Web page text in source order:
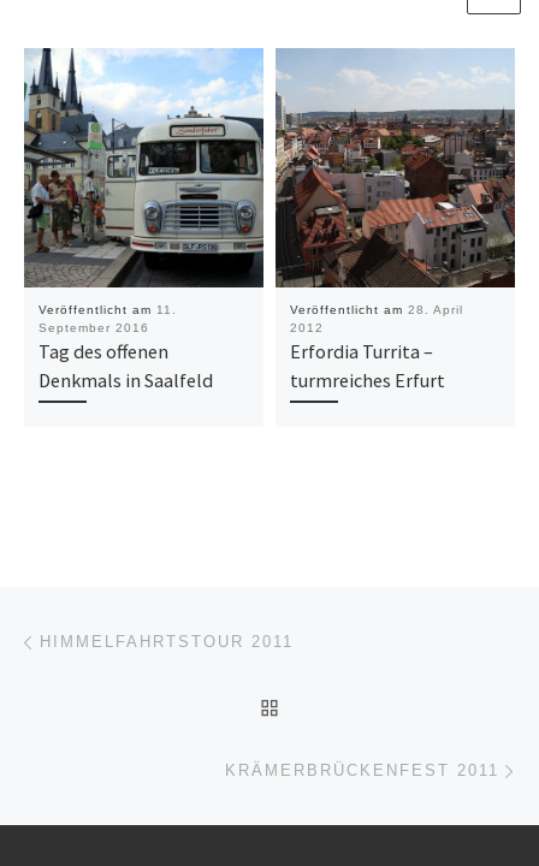
Veröffentlicht am 11.
September 2016
Tag des offenen
Denkmals in Saalfeld
Veröffentlicht am 28. April
2012
Erfordia Turrita –
turmreiches Erfurt
Beitragsnavigation
HIMMELFAHRTSTOUR 2011
KRÄMERBRÜCKENFEST 2011